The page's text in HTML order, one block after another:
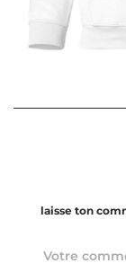
laisse ton